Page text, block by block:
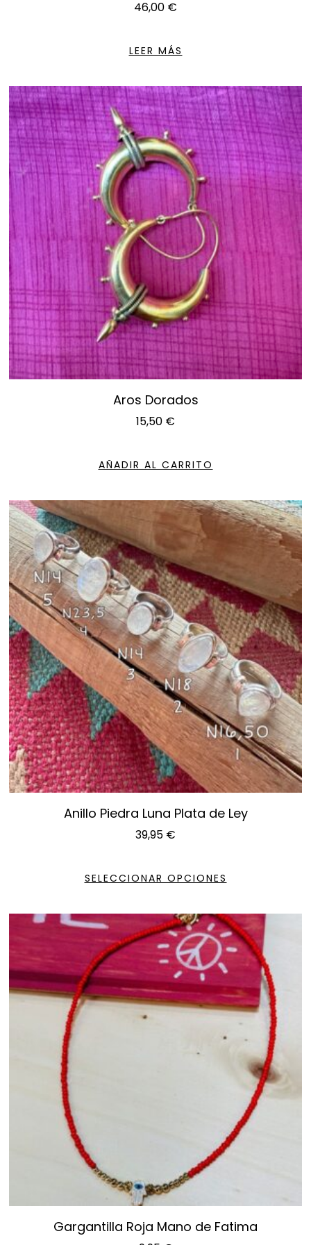
46,00 €
LEER MÁS
Aros Dorados
15,50 €
AÑADIR AL CARRITO
Anillo Piedra Luna Plata de Ley
39,95 €
SELECCIONAR OPCIONES
Gargantilla Roja Mano de Fatima